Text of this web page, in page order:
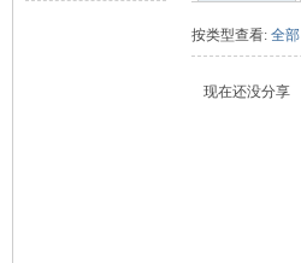
按类型查看: 全部
现在还没分享